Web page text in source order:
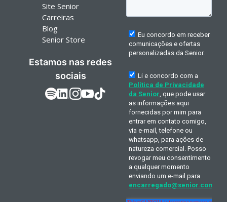
Site Senior
Carreiras
Blog
Senior Store
Estamos nas redes
sociais